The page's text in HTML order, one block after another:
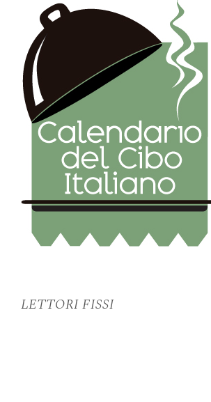
LETTORI FISSI